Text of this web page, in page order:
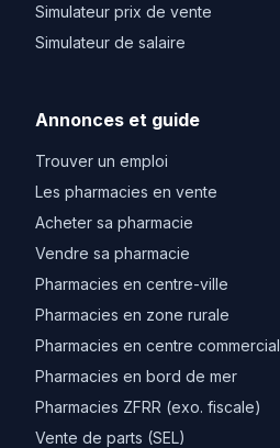
Simulateur prix de vente
Simulateur de salaire
Annonces et guide
Trouver un emploi
Les pharmacies en vente
Acheter sa pharmacie
Vendre sa pharmacie
Pharmacies en centre-ville
Pharmacies en zone rurale
Pharmacies en centre commercial
Pharmacies en bord de mer
Pharmacies ZFRR (exo. fiscale)
Vente de parts (SEL)